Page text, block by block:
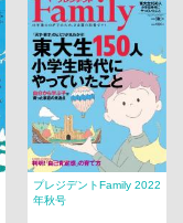
プレジデントFamily 2022
年秋号